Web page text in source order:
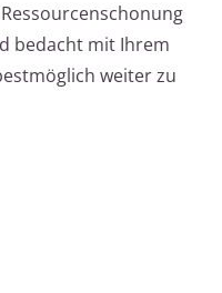
bedacht mit Ihrem
weiter zu